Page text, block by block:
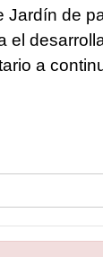
de
el
a